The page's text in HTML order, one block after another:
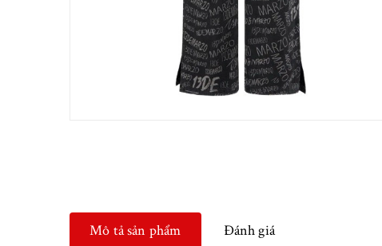
Mô tả sản phẩm Đánh giá